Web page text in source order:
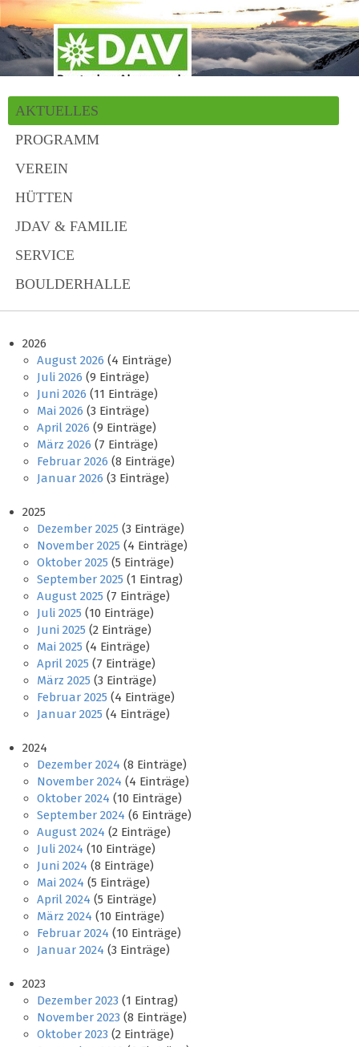
AKTUELLES
PROGRAMM
VEREIN
HÜTTEN
JDAV & FAMILIE
SERVICE
BOULDERHALLE
2026
August 2026 (4 Einträge)
Juli 2026 (9 Einträge)
Juni 2026 (11 Einträge)
Mai 2026 (3 Einträge)
April 2026 (9 Einträge)
März 2026 (7 Einträge)
Februar 2026 (8 Einträge)
Januar 2026 (3 Einträge)
2025
Dezember 2025 (3 Einträge)
November 2025 (4 Einträge)
Oktober 2025 (5 Einträge)
September 2025 (1 Eintrag)
August 2025 (7 Einträge)
Juli 2025 (10 Einträge)
Juni 2025 (2 Einträge)
Mai 2025 (4 Einträge)
April 2025 (7 Einträge)
März 2025 (3 Einträge)
Februar 2025 (4 Einträge)
Januar 2025 (4 Einträge)
2024
Dezember 2024 (8 Einträge)
November 2024 (4 Einträge)
Oktober 2024 (10 Einträge)
September 2024 (6 Einträge)
August 2024 (2 Einträge)
Juli 2024 (10 Einträge)
Juni 2024 (8 Einträge)
Mai 2024 (5 Einträge)
April 2024 (5 Einträge)
März 2024 (10 Einträge)
Februar 2024 (10 Einträge)
Januar 2024 (3 Einträge)
2023
Dezember 2023 (1 Eintrag)
November 2023 (8 Einträge)
Oktober 2023 (2 Einträge)